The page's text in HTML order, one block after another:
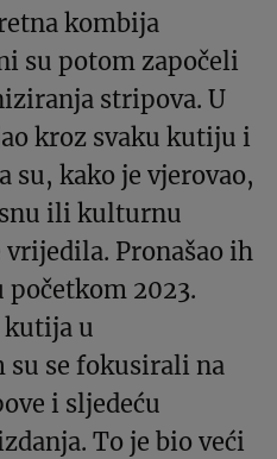
kombija
su potom započeli
stripova. U
kroz svaku kutiju i
su, kako je vjerovao,
ili kulturnu
Pronašao ih
početkom 2023.
kutija u
su se fokusirali na
i sljedeću
To je bio veći